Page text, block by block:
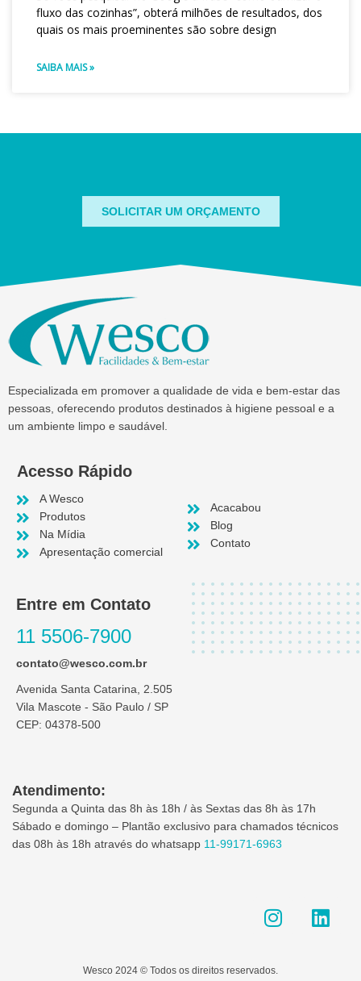
fluxo das cozinhas”, obterá milhões de resultados, dos
quais os mais proeminentes são sobre design
SAIBA MAIS »
SOLICITAR UM ORÇAMENTO
Especializada em promover a qualidade de vida e bem-estar das
pessoas, oferecendo produtos destinados à higiene pessoal e a
um ambiente limpo e saudável.
Acesso Rápido
A Wesco
Produtos
Na Mídia
Apresentação comercial
Acacabou
Blog
Contato
Entre em Contato
11 5506-7900
contato@wesco.com.br
Avenida Santa Catarina, 2.505
Vila Mascote - São Paulo / SP
CEP: 04378-500
Atendimento:
Segunda a Quinta das 8h às 18h / às Sextas das 8h às 17h
Sábado e domingo – Plantão exclusivo para chamados técnicos
das 08h às 18h através do whatsapp 11-99171-6963
n i
Wesco 2024 © Todos os direitos reservados.